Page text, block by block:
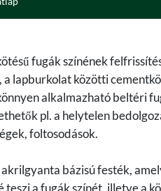
fugák színének
lapburkolat közötti
alkalmazható beltéri
pl. a helytelen
foltosodások.
bázisú festék,
teszi a fugák színét, illetve a